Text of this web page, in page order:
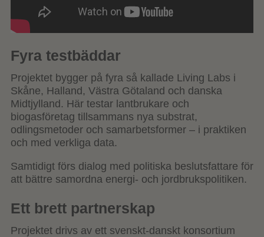
Fyra testbäddar
Projektet bygger på fyra så kallade Living Labs i
Skåne, Halland, Västra Götaland och danska
Midtjylland. Här testar lantbrukare och
biogasföretag tillsammans nya substrat,
odlingsmetoder och samarbetsformer – i praktiken
och med verkliga data.
Samtidigt förs dialog med politiska beslutsfattare för
att bättre samordna energi- och jordbrukspolitiken.
Ett brett partnerskap
Projektet drivs av ett svenskt-danskt konsortium